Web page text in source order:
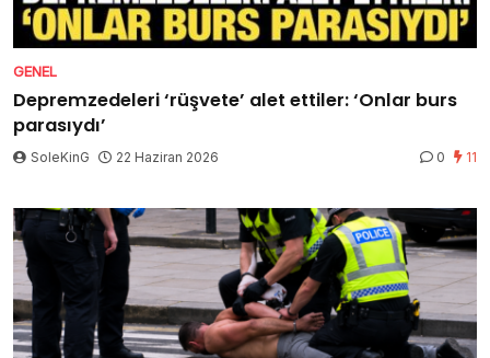
GENEL
Depremzedeleri ‘rüşvete’ alet ettiler: ‘Onlar burs
parasıydı’
SoleKinG 22 Haziran 2026 0 11